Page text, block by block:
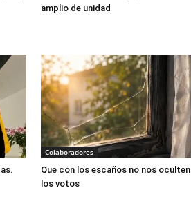
amplio de unidad
Colaboradores
Que con los escaños no nos oculten
los votos